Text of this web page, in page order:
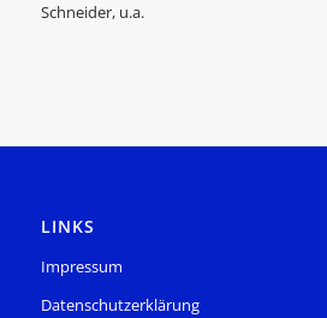
Schneider, u.a.
LINKS
Impressum
Datenschutzerklärung